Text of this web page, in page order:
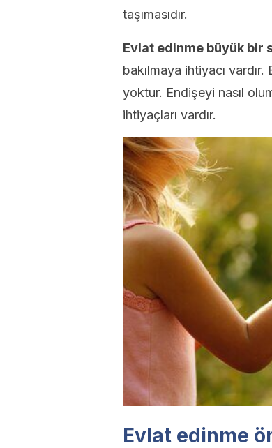
taşımasıdır.
Evlat edinme büyük bir
bakılmaya ihtiyacı
yoktur. Endişeyi nasıl
ihtiyaçları vardır.
Evlat edinme